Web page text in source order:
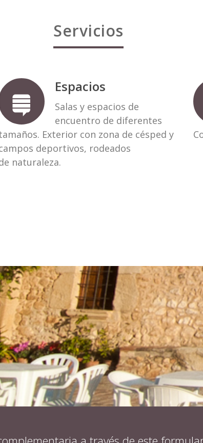
Servicios
Espacios
Salas y espacios de
encuentro de diferentes
Exterior con zona de césped y
deportivos, rodeados
naturaleza.